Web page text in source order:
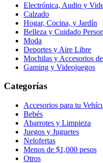
Electrónica, Audio y
Calzado
Hogar, Cocina, y Jardín
Belleza y Cuidado
Moda
Deportes y Aire Libre
Mochilas y Accesorios
Gaming y Videojuegos
Categorías
Accesorios para tu
Bebés
Abarrotes y Limpieza
Juegos y Juguetes
Nelofertas
Menos de $1,000 pesos
Otros